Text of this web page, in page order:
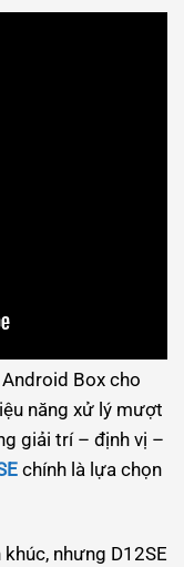
Box cho
năng xử lý mượt
giải trí – định vị –
chính là lựa chọn
nhưng D12SE